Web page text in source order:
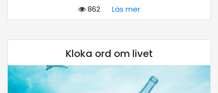
862 Läs mer
Kloka ord om livet